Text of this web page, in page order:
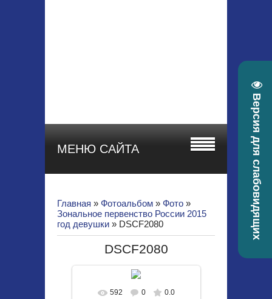
Версия для слабовидящих
МЕНЮ САЙТА
Главная » Фотоальбом » Фото »
Зональное первенство России 2015
год девушки » DSCF2080
DSCF2080
В реальном размере
592 0 0.0